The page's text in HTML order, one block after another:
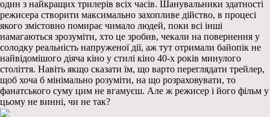
один з найкращих трилерів всіх часів. Шанувальники здатності
режисера створити максимально захопливе дійство, в процесі
якого змістовно помирає чимало людей, поки всі інші
намагаються зрозуміти, хто це зробив, чекали на повернення у
солодку реальність напруженої дії, аж тут отримали байопік не
найвідомішого діяча кіно у стилі кіно 40-х років минулого
століття. Навіть якщо сказати їм, що варто переглядати трейлер,
щоб хоча б мінімально розуміти, на що розраховувати, то
фанатського суму цим не вгамуєш. Але ж режисер і його фільм у
цьому не винні, чи не так?